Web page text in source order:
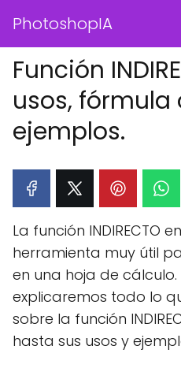
PhotoshopIA
Función
usos, fórmula
ejemplos.
La función INDIRECTO
herramienta muy útil
en una hoja de
explicaremos todo lo
sobre la función
hasta sus usos y